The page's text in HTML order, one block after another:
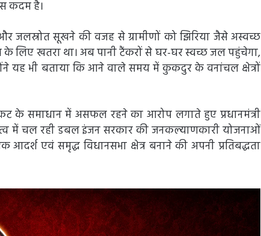
कदम है।
जलस्रोत सूखने की वजह से ग्रामीणों को झिरिया जैसे अस्वच्छ
के लिए खतरा था। अब पानी टैंकरों से घर-घर स्वच्छ जल पहुंचेगा,
यह भी बताया कि आने वाले समय में कुकदुर के वनांचल क्षेत्रों
के समाधान में असफल रहने का आरोप लगाते हुए प्रधानमंत्री
में चल रही डबल इंजन सरकार की जनकल्याणकारी योजनाओं
आदर्श एवं समृद्ध विधानसभा क्षेत्र बनाने की अपनी प्रतिबद्धता